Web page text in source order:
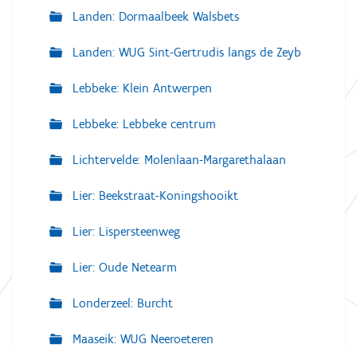
Landen: Dormaalbeek Walsbets
Landen: WUG Sint-Gertrudis langs de Zeyb
Lebbeke: Klein Antwerpen
Lebbeke: Lebbeke centrum
Lichtervelde: Molenlaan-Margarethalaan
Lier: Beekstraat-Koningshooikt
Lier: Lispersteenweg
Lier: Oude Netearm
Londerzeel: Burcht
Maaseik: WUG Neeroeteren